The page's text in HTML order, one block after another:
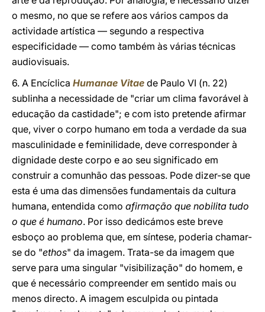
o mesmo, no que se refere aos vários campos da
actividade artística — segundo a respectiva
especificidade — como também às várias técnicas
audiovisuais.
6. A Encíclica Humanae Vitae de Paulo VI (n. 22)
sublinha a necessidade de "criar um clima favorável à
educação da castidade"; e com isto pretende afirmar
que, viver o corpo humano em toda a verdade da sua
masculinidade e feminilidade, deve corresponder à
dignidade deste corpo e ao seu significado em
construir a comunhão das pessoas. Pode dizer-se que
esta é uma das dimensões fundamentais da cultura
humana, entendida como afirmação que nobilita tudo
o que é humano. Por isso dedicámos este breve
esboço ao problema que, em síntese, poderia chamar-
se do "ethos" da imagem. Trata-se da imagem que
serve para uma singular "visibilização" do homem, e
que é necessário compreender em sentido mais ou
menos directo. A imagem esculpida ou pintada